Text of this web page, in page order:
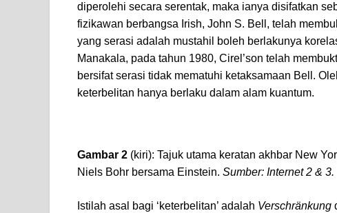
diperolehi secara serentak, maka ianya disifatkan
fizikawan berbangsa Irish, John S. Bell, telah
yang serasi adalah mustahil boleh berlakunya
Manakala, pada tahun 1980, Cirel’son telah
bersifat serasi tidak mematuhi ketaksamaan Bell.
keterbelitan hanya berlaku dalam alam kuantum.
Gambar 2 (kiri): Tajuk utama keratan akhbar New
Niels Bohr bersama Einstein. Sumber: Internet 2 & 3.
Istilah asal bagi ‘keterbelitan’ adalah Verschränkung